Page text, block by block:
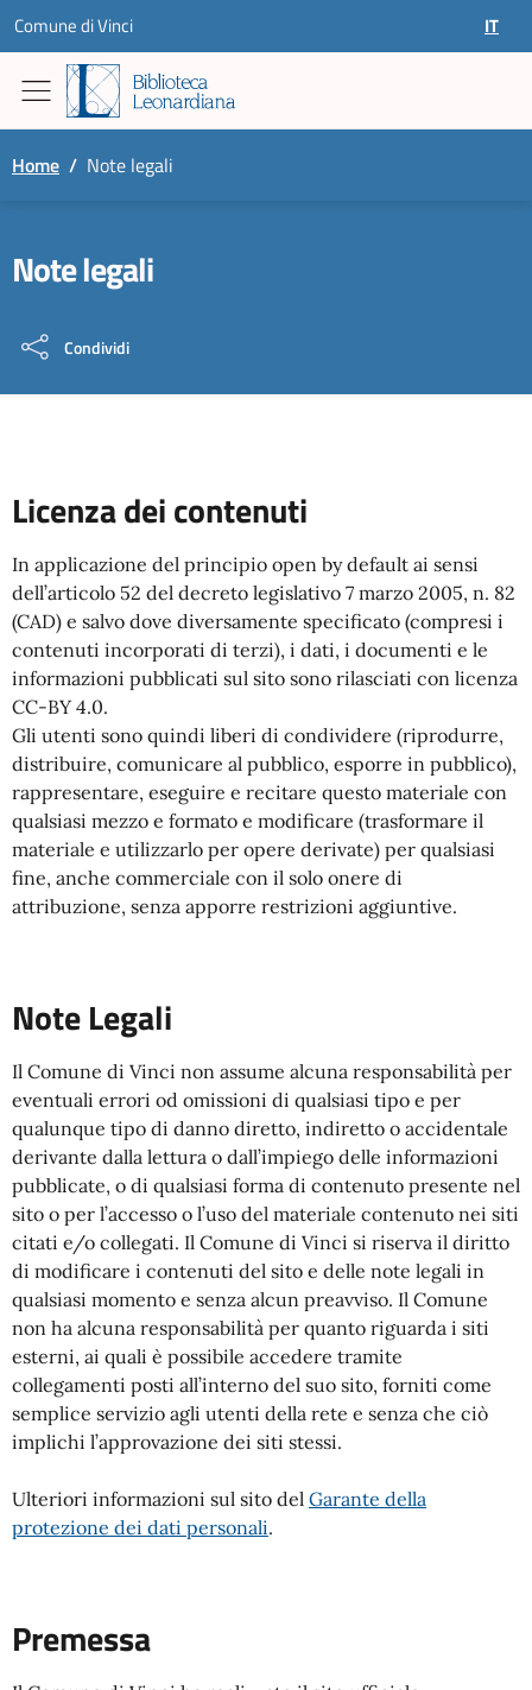
Skip to content
Comune di Vinci IT
Home / Note legali
Note legali
Condividi
Licenza dei contenuti
In applicazione del principio open by default ai sensi
dell’articolo 52 del decreto legislativo 7 marzo 2005, n. 82
(CAD) e salvo dove diversamente specificato (compresi i
contenuti incorporati di terzi), i dati, i documenti e le
informazioni pubblicati sul sito sono rilasciati con licenza
CC-BY 4.0.
Gli utenti sono quindi liberi di condividere (riprodurre,
distribuire, comunicare al pubblico, esporre in pubblico),
rappresentare, eseguire e recitare questo materiale con
qualsiasi mezzo e formato e modificare (trasformare il
materiale e utilizzarlo per opere derivate) per qualsiasi
fine, anche commerciale con il solo onere di
attribuzione, senza apporre restrizioni aggiuntive.
Note Legali
Il Comune di Vinci non assume alcuna responsabilità per
eventuali errori od omissioni di qualsiasi tipo e per
qualunque tipo di danno diretto, indiretto o accidentale
derivante dalla lettura o dall’impiego delle informazioni
pubblicate, o di qualsiasi forma di contenuto presente nel
sito o per l’accesso o l’uso del materiale contenuto nei siti
citati e/o collegati. Il Comune di Vinci si riserva il diritto
di modificare i contenuti del sito e delle note legali in
qualsiasi momento e senza alcun preavviso. Il Comune
non ha alcuna responsabilità per quanto riguarda i siti
esterni, ai quali è possibile accedere tramite
collegamenti posti all’interno del suo sito, forniti come
semplice servizio agli utenti della rete e senza che ciò
implichi l’approvazione dei siti stessi.
Ulteriori informazioni sul sito del Garante della
protezione dei dati personali.
Premessa